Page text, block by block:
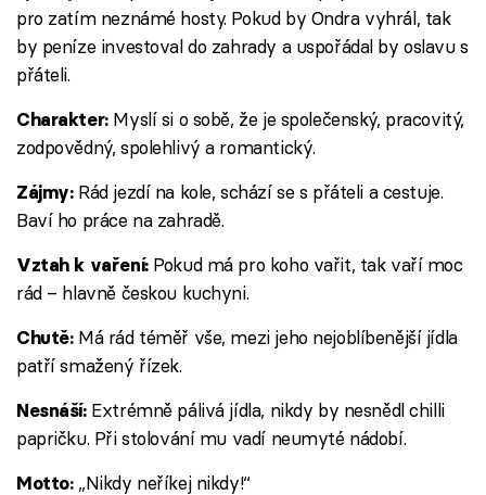
pro zatím neznámé hosty. Pokud by Ondra vyhrál, tak
by peníze investoval do zahrady a uspořádal by oslavu s
přáteli.
Charakter: Myslí si o sobě, že je společenský, pracovitý,
zodpovědný, spolehlivý a romantický.
Zájmy: Rád jezdí na kole, schází se s přáteli a cestuje.
Baví ho práce na zahradě.
Vztah k vaření: Pokud má pro koho vařit, tak vaří moc
rád – hlavně českou kuchyni.
Chutě: Má rád téměř vše, mezi jeho nejoblíbenější jídla
patří smažený řízek.
Nesnáší: Extrémně pálivá jídla, nikdy by nesnědl chilli
papričku. Při stolování mu vadí neumyté nádobí.
Motto: „Nikdy neříkej nikdy!“